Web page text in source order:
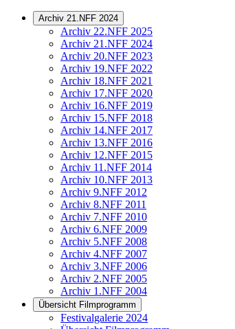
Archiv 21.NFF 2024
Archiv 22.NFF 2025
Archiv 21.NFF 2024
Archiv 20.NFF 2023
Archiv 19.NFF 2022
Archiv 18.NFF 2021
Archiv 17.NFF 2020
Archiv 16.NFF 2019
Archiv 15.NFF 2018
Archiv 14.NFF 2017
Archiv 13.NFF 2016
Archiv 12.NFF 2015
Archiv 11.NFF 2014
Archiv 10.NFF 2013
Archiv 9.NFF 2012
Archiv 8.NFF 2011
Archiv 7.NFF 2010
Archiv 6.NFF 2009
Archiv 5.NFF 2008
Archiv 4.NFF 2007
Archiv 3.NFF 2006
Archiv 2.NFF 2005
Archiv 1.NFF 2004
Übersicht Filmprogramm
Festivalgalerie 2024